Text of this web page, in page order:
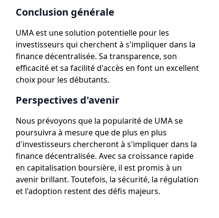
Conclusion générale
UMA est une solution potentielle pour les
investisseurs qui cherchent à s'impliquer dans la
finance décentralisée. Sa transparence, son
efficacité et sa facilité d'accès en font un excellent
choix pour les débutants.
Perspectives d'avenir
Nous prévoyons que la popularité de UMA se
poursuivra à mesure que de plus en plus
d'investisseurs chercheront à s'impliquer dans la
finance décentralisée. Avec sa croissance rapide
en capitalisation boursière, il est promis à un
avenir brillant. Toutefois, la sécurité, la régulation
et l'adoption restent des défis majeurs.